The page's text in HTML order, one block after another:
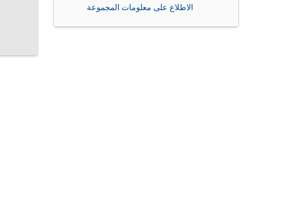
الاطلاع على معلومات المجموعة